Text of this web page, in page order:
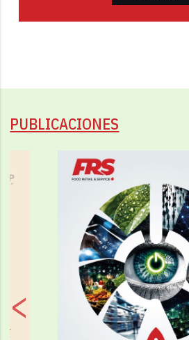
PUBLICACIONES